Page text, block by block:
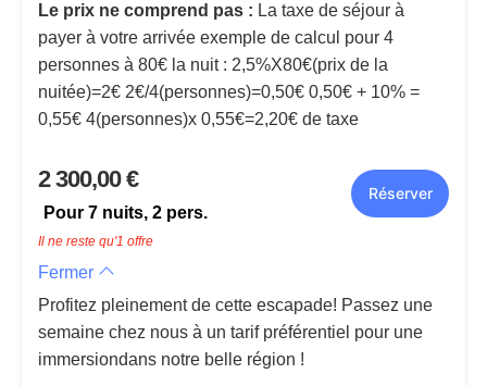
Le prix ne comprend pas : La taxe de séjour à
payer à votre arrivée exemple de calcul pour 4
personnes à 80€ la nuit : 2,5%X80€(prix de la
nuitée)=2€ 2€/4(personnes)=0,50€ 0,50€ + 10% =
0,55€ 4(personnes)x 0,55€=2,20€ de taxe
2 300,00 €
Pour 7 nuits, 2 pers.
Réserver
Il ne reste qu'1 offre
Fermer
Profitez pleinement de cette escapade! Passez une
semaine chez nous à un tarif préférentiel pour une
immersiondans notre belle région !